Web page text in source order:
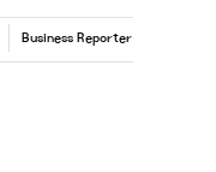
Business Reporter